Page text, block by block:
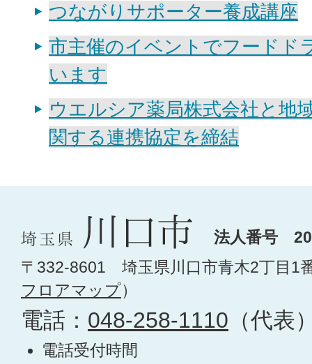
つながりサポーター養成講座
市主催のイベントでフードド
います
ウエルシア薬局株式会社と地
関する連携協定を締結
法人番号
〒332-8601 埼玉県川口市青木2丁目1
フロアマップ）
電話： 048-258-1110 （代表
電話受付時間